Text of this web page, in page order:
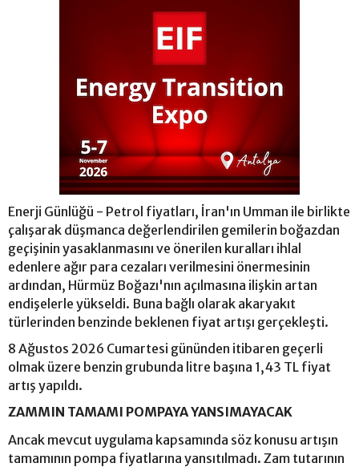
Enerji Günlüğü - Petrol fiyatları, İran'ın Umman ile birlikte
çalışarak düşmanca değerlendirilen gemilerin boğazdan
geçişinin yasaklanmasını ve önerilen kuralları ihlal
edenlere ağır para cezaları verilmesini önermesinin
ardından, Hürmüz Boğazı'nın açılmasına ilişkin artan
endişelerle yükseldi. Buna bağlı olarak akaryakıt
türlerinden benzinde beklenen fiyat artışı gerçekleşti.
8 Ağustos 2026 Cumartesi gününden itibaren geçerli
olmak üzere benzin grubunda litre başına 1,43 TL fiyat
artış yapıldı.
ZAMMIN TAMAMI POMPAYA YANSIMAYACAK
Ancak mevcut uygulama kapsamında söz konusu artışın
tamamının pompa fiyatlarına yansıtılmadı. Zam tutarının